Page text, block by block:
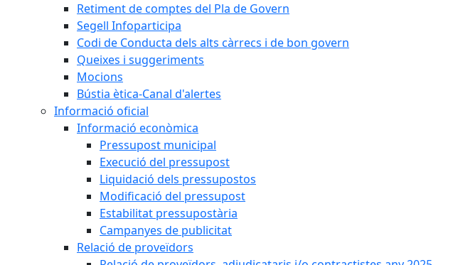
Retiment de comptes del Pla de Govern
Segell Infoparticipa
Codi de Conducta dels alts càrrecs i de bon govern
Queixes i suggeriments
Mocions
Bústia ètica-Canal d'alertes
Informació oficial
Informació econòmica
Pressupost municipal
Execució del pressupost
Liquidació dels pressupostos
Modificació del pressupost
Estabilitat pressupostària
Campanyes de publicitat
Relació de proveïdors